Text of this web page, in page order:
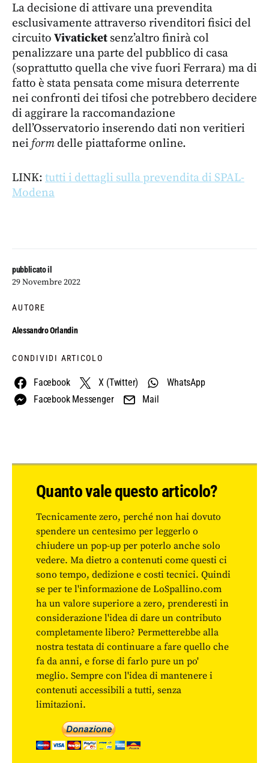
pubblicato il
29 Novembre 2022
AUTORE
Alessandro Orlandin
CONDIVIDI ARTICOLO
Facebook X (Twitter)
WhatsApp
Facebook Messenger
Mail
La decisione di attivare una prevendita
esclusivamente attraverso rivenditori fisici del
circuito Vivaticket senz’altro finirà col
penalizzare una parte del pubblico di casa
(soprattutto quella che vive fuori Ferrara) ma di
fatto è stata pensata come misura deterrente
nei confronti dei tifosi che potrebbero decidere
di aggirare la raccomandazione
dell’Osservatorio inserendo dati non veritieri
nei formdelle piattaforme online.
LINK: tutti i dettagli sulla prevendita di SPAL-
Modena
Quanto vale questo articolo?
Tecnicamente zero, perché non hai dovuto
spendere un centesimo per leggerlo o
chiudere un pop-up per poterlo anche solo
vedere. Ma dietro a contenuti come questi ci
sono tempo, dedizione e costi tecnici. Quindi
se per te l'informazione de LoSpallino.com
ha un valore superiore a zero, prenderesti in
considerazione l'idea di dare un contributo
completamente libero? Permetterebbe alla
nostra testata di continuare a fare quello che
fa da anni, e forse di farlo pure un po'
meglio. Sempre con l'idea di mantenere i
contenuti accessibili a tutti, senza
limitazioni.